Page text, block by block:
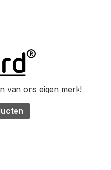
van ons eigen merk!